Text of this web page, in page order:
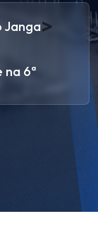
Janga>
na 6ª